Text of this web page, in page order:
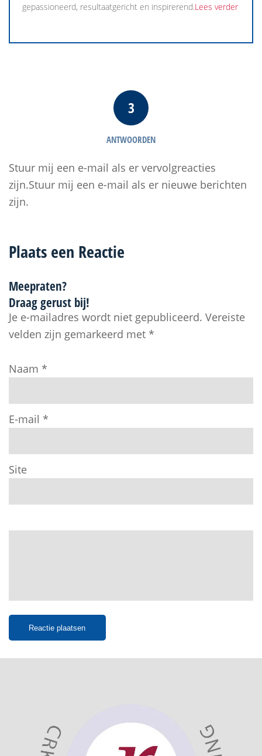
gepassioneerd, resultaatgericht en inspirerend.Lees verder
3
ANTWOORDEN
Stuur mij een e-mail als er vervolgreacties
zijn.Stuur mij een e-mail als er nieuwe berichten
zijn.
Plaats een Reactie
Meepraten?
Draag gerust bij!
Je e-mailadres wordt niet gepubliceerd. Vereiste
velden zijn gemarkeerd met *
Naam *
E-mail *
Site